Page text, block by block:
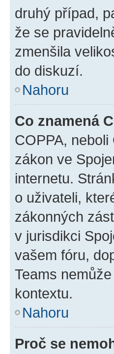
druhý případ,
že se
zmenšila
do diskuzí.
Nahoru
Co znamená
COPPA,
zákon ve
internetu.
o uživateli,
zákonných
v jurisdikci
vašem fóru,
Teams
kontextu.
Nahoru
Proč se